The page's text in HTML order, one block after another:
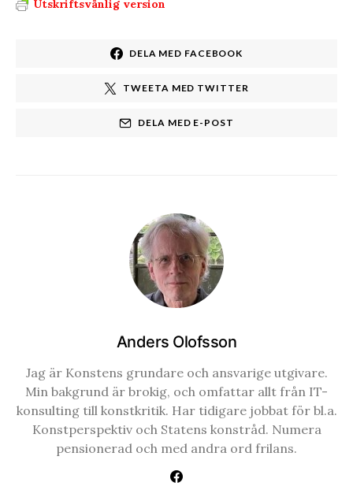
Utskriftsvänlig version
DELA MED FACEBOOK
TWEETA MED TWITTER
DELA MED E-POST
Anders Olofsson
Jag är Konstens grundare och ansvarige utgivare.
Min bakgrund är brokig, och omfattar allt från IT-
konsulting till konstkritik. Har tidigare jobbat för bl.a.
Konstperspektiv och Statens konstråd. Numera
pensionerad och med andra ord frilans.